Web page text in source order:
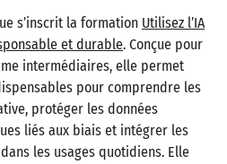
s’inscrit la formation Utilisez l’IA
et durable. Conçue pour
intermédiaires, elle permet
pour comprendre les
protéger les données
liés aux biais et intégrer les
les usages quotidiens. Elle